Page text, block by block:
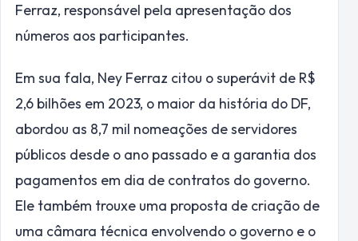
Ferraz, responsável pela apresentação dos
números aos participantes.
Em sua fala, Ney Ferraz citou o superávit de R$
2,6 bilhões em 2023, o maior da história do DF,
abordou as 8,7 mil nomeações de servidores
públicos desde o ano passado e a garantia dos
pagamentos em dia de contratos do governo.
Ele também trouxe uma proposta de criação de
uma câmara técnica envolvendo o governo e o